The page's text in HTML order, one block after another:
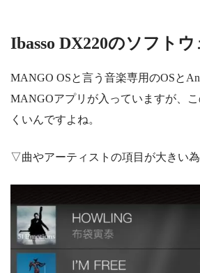
Ibasso DX220のソフト
MANGO OSと言う音楽専用のOSと
MANGOアプリが入っていますが、
くいんですよね。
▽曲やアーティストの項目が大きい為